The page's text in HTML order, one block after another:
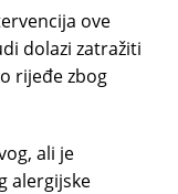
ove
dolazi zatražiti
rijeđe zbog
ali je
alergijske